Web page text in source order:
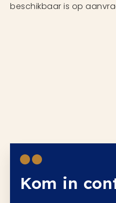
beschikbaar is op
Kom in